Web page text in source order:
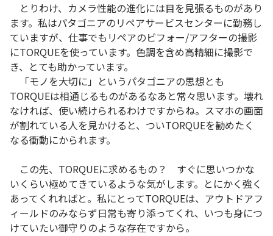
とりわけ、カメラ性能の進化には目を見張るものがあり
ます。私はパタゴニアのリペアサービスセンターに勤務し
ていますが、仕事でもリペアのビフォー/アフターの撮影
にTORQUEを使っています。色調を含め高精細に撮影で
き、とても助かっています。
「モノを大切に」というパタゴニアの思想とも
TORQUEは相通じるものがあるなあと常々思います。壊れ
なければ、使い続けられるわけですからね。スマホの画面
が割れている人を見かけると、ついTORQUEを勧めたく
なる衝動にかられます。
この先、TORQUEに求めるもの？ すぐに思いつかな
いくらい極めてきているような気がします。とにかく強く
あってくれればと。私にとってTORQUEは、アウトドアフ
ィールドのみならず日常も寄り添ってくれ、いつも身につ
けていたい御守りのような存在ですから。